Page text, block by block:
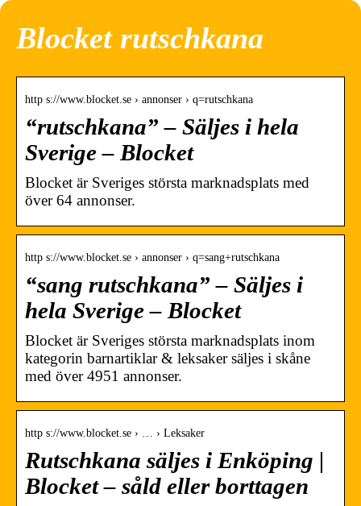
Blocket rutschkana
http s://www.blocket.se › annonser › q=rutschkana
“rutschkana” – Säljes i hela
Sverige – Blocket
Blocket är Sveriges största marknadsplats med
över 64 annonser.
http s://www.blocket.se › annonser › q=sang+rutschkana
“sang rutschkana” – Säljes i
hela Sverige – Blocket
Blocket är Sveriges största marknadsplats inom
kategorin barnartiklar & leksaker säljes i skåne
med över 4951 annonser.
http s://www.blocket.se › … › Leksaker
Rutschkana säljes i Enköping |
Blocket – såld eller borttagen